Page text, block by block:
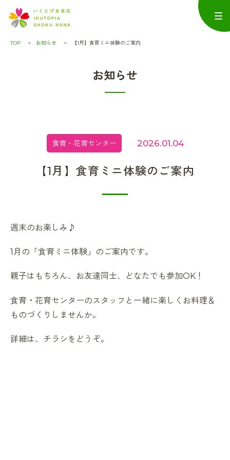
TOP お知らせ 【1月】食育ミニ体験のご案内
お知らせ
食育・花育センター 2026.01.04
【1月】食育ミニ体験のご案内
週末のお楽しみ♪
1月の「食育ミニ体験」のご案内です。
親子はもちろん、お友達同士、どなたでも参加OK！
食育・花育センターのスタッフと一緒に楽しくお料理＆
ものづくりしませんか。
詳細は、チラシをどうぞ。